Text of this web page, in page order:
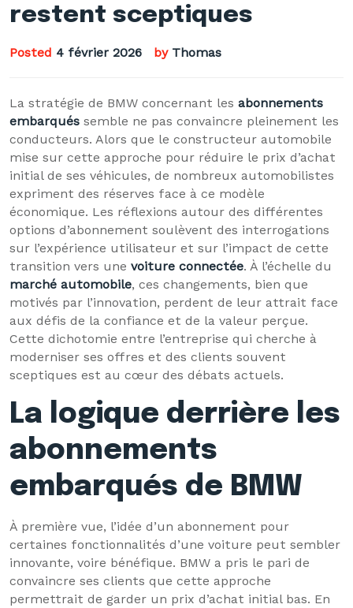
restent sceptiques
Posted 4 février 2026 by Thomas
La stratégie de BMW concernant les abonnements
embarqués semble ne pas convaincre pleinement les
conducteurs. Alors que le constructeur automobile
mise sur cette approche pour réduire le prix d’achat
initial de ses véhicules, de nombreux automobilistes
expriment des réserves face à ce modèle
économique. Les réflexions autour des différentes
options d’abonnement soulèvent des interrogations
sur l’expérience utilisateur et sur l’impact de cette
transition vers une voiture connectée. À l’échelle du
marché automobile, ces changements, bien que
motivés par l’innovation, perdent de leur attrait face
aux défis de la confiance et de la valeur perçue.
Cette dichotomie entre l’entreprise qui cherche à
moderniser ses offres et des clients souvent
sceptiques est au cœur des débats actuels.
La logique derrière les
abonnements
embarqués de BMW
À première vue, l’idée d’un abonnement pour
certaines fonctionnalités d’une voiture peut sembler
innovante, voire bénéfique. BMW a pris le pari de
convaincre ses clients que cette approche
permettrait de garder un prix d’achat initial bas. En